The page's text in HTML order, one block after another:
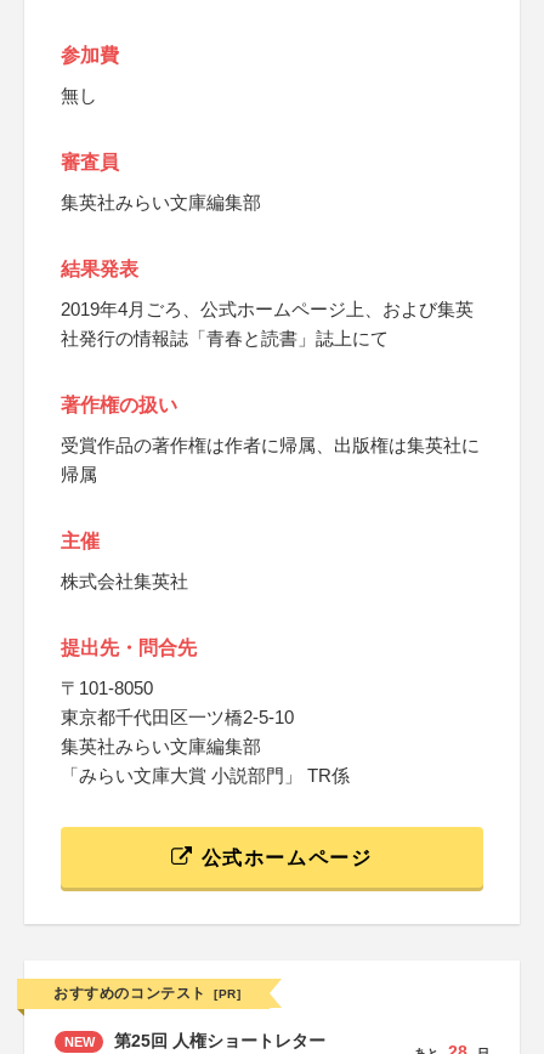
参加費
無し
審査員
集英社みらい文庫編集部
結果発表
2019年4月ごろ、公式ホームページ上、および集英
社発行の情報誌「青春と読書」誌上にて
著作権の扱い
受賞作品の著作権は作者に帰属、出版権は集英社に
帰属
主催
株式会社集英社
提出先・問合先
〒101-8050
東京都千代田区一ツ橋2-5-10
集英社みらい文庫編集部
「みらい文庫大賞 小説部門」 TR係
公式ホームページ
おすすめのコンテスト [PR]
NEW 第25回 人権ショートレター